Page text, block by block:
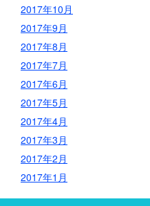
2017年10月
2017年9月
2017年8月
2017年7月
2017年6月
2017年5月
2017年4月
2017年3月
2017年2月
2017年1月